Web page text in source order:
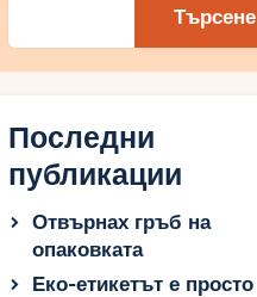
Търсене
Последни
публикации
Отвърнах гръб на
опаковката
Еко-етикетът е просто